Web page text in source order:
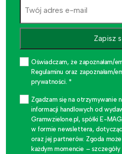
Zapisz
Oświadczam, że zapoznałam/
Regulaminu oraz zapoznałam/
prywatności. *
Zgadzam się na otrzymywanie
informacji handlowych od
Gramwzielone.pl, spółki E-
w formie newslettera,
oraz jej partnerów. Zgoda
każdym momencie –